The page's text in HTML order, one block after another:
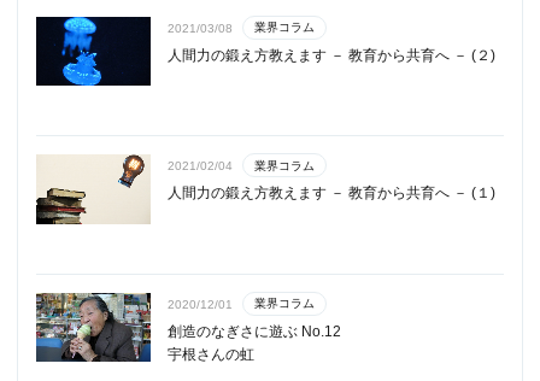
2021/03/08 業界コラム
人間力の鍛え方教えます － 教育から共育へ － (２)
2021/02/04 業界コラム
人間力の鍛え方教えます － 教育から共育へ － (１)
2020/12/01 業界コラム
創造のなぎさに遊ぶ No.12
宇根さんの虹